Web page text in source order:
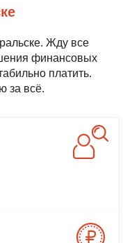
Жду все
финансовых
платить.
за всё.